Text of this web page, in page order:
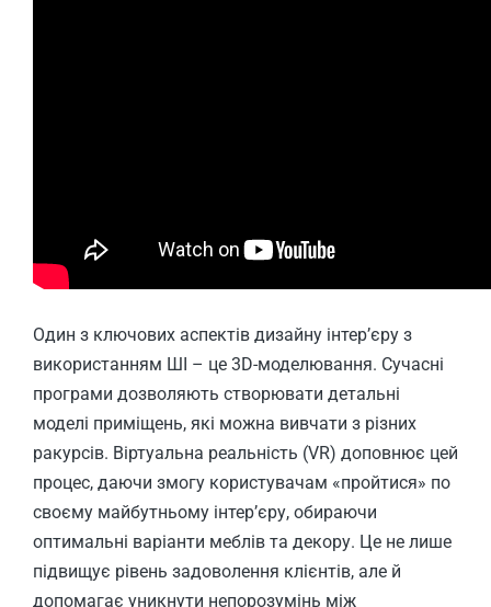
Один з ключових аспектів дизайну інтер’єру з
використанням ШІ – це 3D-моделювання. Сучасні
програми дозволяють створювати детальні
моделі приміщень, які можна вивчати з різних
ракурсів. Віртуальна реальність (VR) доповнює цей
процес, даючи змогу користувачам «пройтися» по
своєму майбутньому інтер’єру, обираючи
оптимальні варіанти меблів та декору. Це не лише
підвищує рівень задоволення клієнтів, але й
допомагає уникнути непорозумінь між